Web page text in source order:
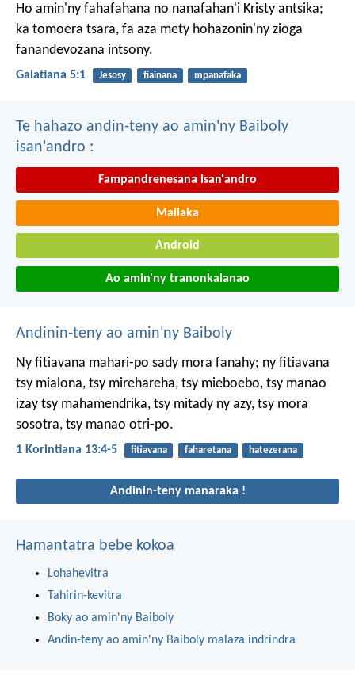
Ho amin'ny fahafahana no nanafahan'i Kristy antsika;
ka tomoera tsara, fa aza mety hohazonin'ny zioga
fanandevozana intsony.
Galatiana 5:1 Jesosy fiainana mpanafaka
Te hahazo andin-teny ao amin'ny Baiboly
isan'andro :
Fampandrenesana isan'andro
Mailaka
Android
Ao amin'ny tranonkalanao
Andinin-teny ao amin'ny Baiboly
Ny fitiavana mahari-po sady mora fanahy; ny fitiavana
tsy mialona, tsy mirehareha, tsy mieboebo, tsy manao
izay tsy mahamendrika, tsy mitady ny azy, tsy mora
sosotra, tsy manao otri-po.
1 Korintiana 13:4-5 fitiavana faharetana hatezerana
Andinin-teny manaraka !
Hamantatra bebe kokoa
Lohahevitra
Tahirin-kevitra
Boky ao amin'ny Baiboly
Andin-teny ao amin'ny Baiboly malaza indrindra